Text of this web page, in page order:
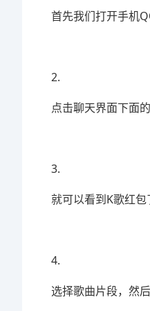
首先我们打开手机
2.
点击聊天界面下面
3.
就可以看到K歌红包
4.
选择歌曲片段，然